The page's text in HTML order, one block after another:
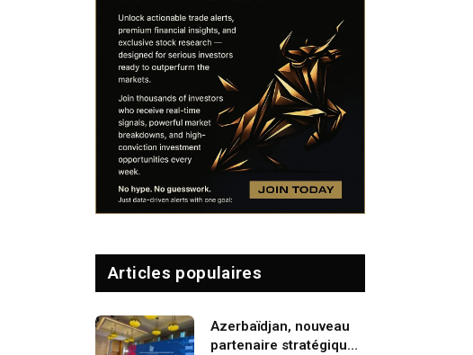
Articles populaires
Azerbaïdjan, nouveau
partenaire stratégique